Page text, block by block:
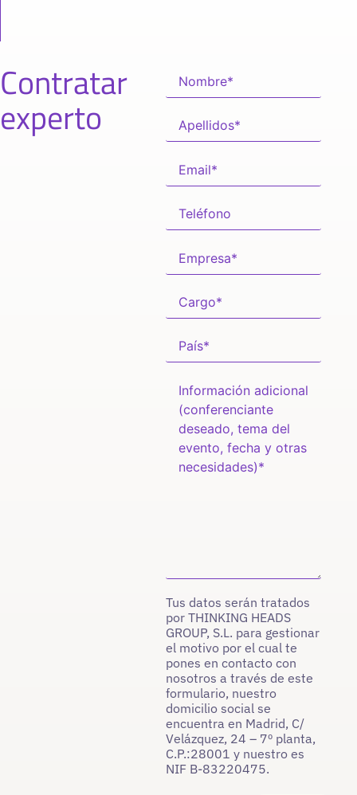
Contratar
experto
Tus datos serán tratados
por THINKING HEADS
GROUP, S.L. para gestionar
el motivo por el cual te
pones en contacto con
nosotros a través de este
formulario, nuestro
domicilio social se
encuentra en Madrid, C/
Velázquez, 24 – 7º planta,
C.P.:28001 y nuestro es
NIF B-83220475.